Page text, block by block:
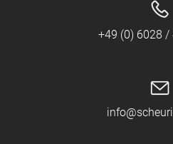
+49 (0) 6028 /